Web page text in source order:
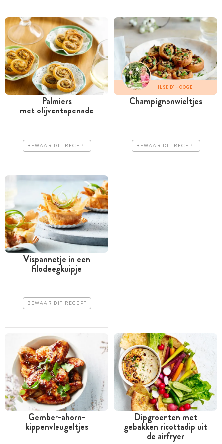
Palmiers
met olijventapenade
BEWAAR DIT RECEPT
ILSE D'HOOGE
Champignonwieltjes
BEWAAR DIT RECEPT
Vispannetje in een
filodeegkuipje
BEWAAR DIT RECEPT
Gember-ahorn-
kippenvleugeltjes
Dipgroenten met
gebakken ricottadip uit
de airfryer